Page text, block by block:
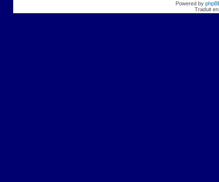
Powered by
Traduit